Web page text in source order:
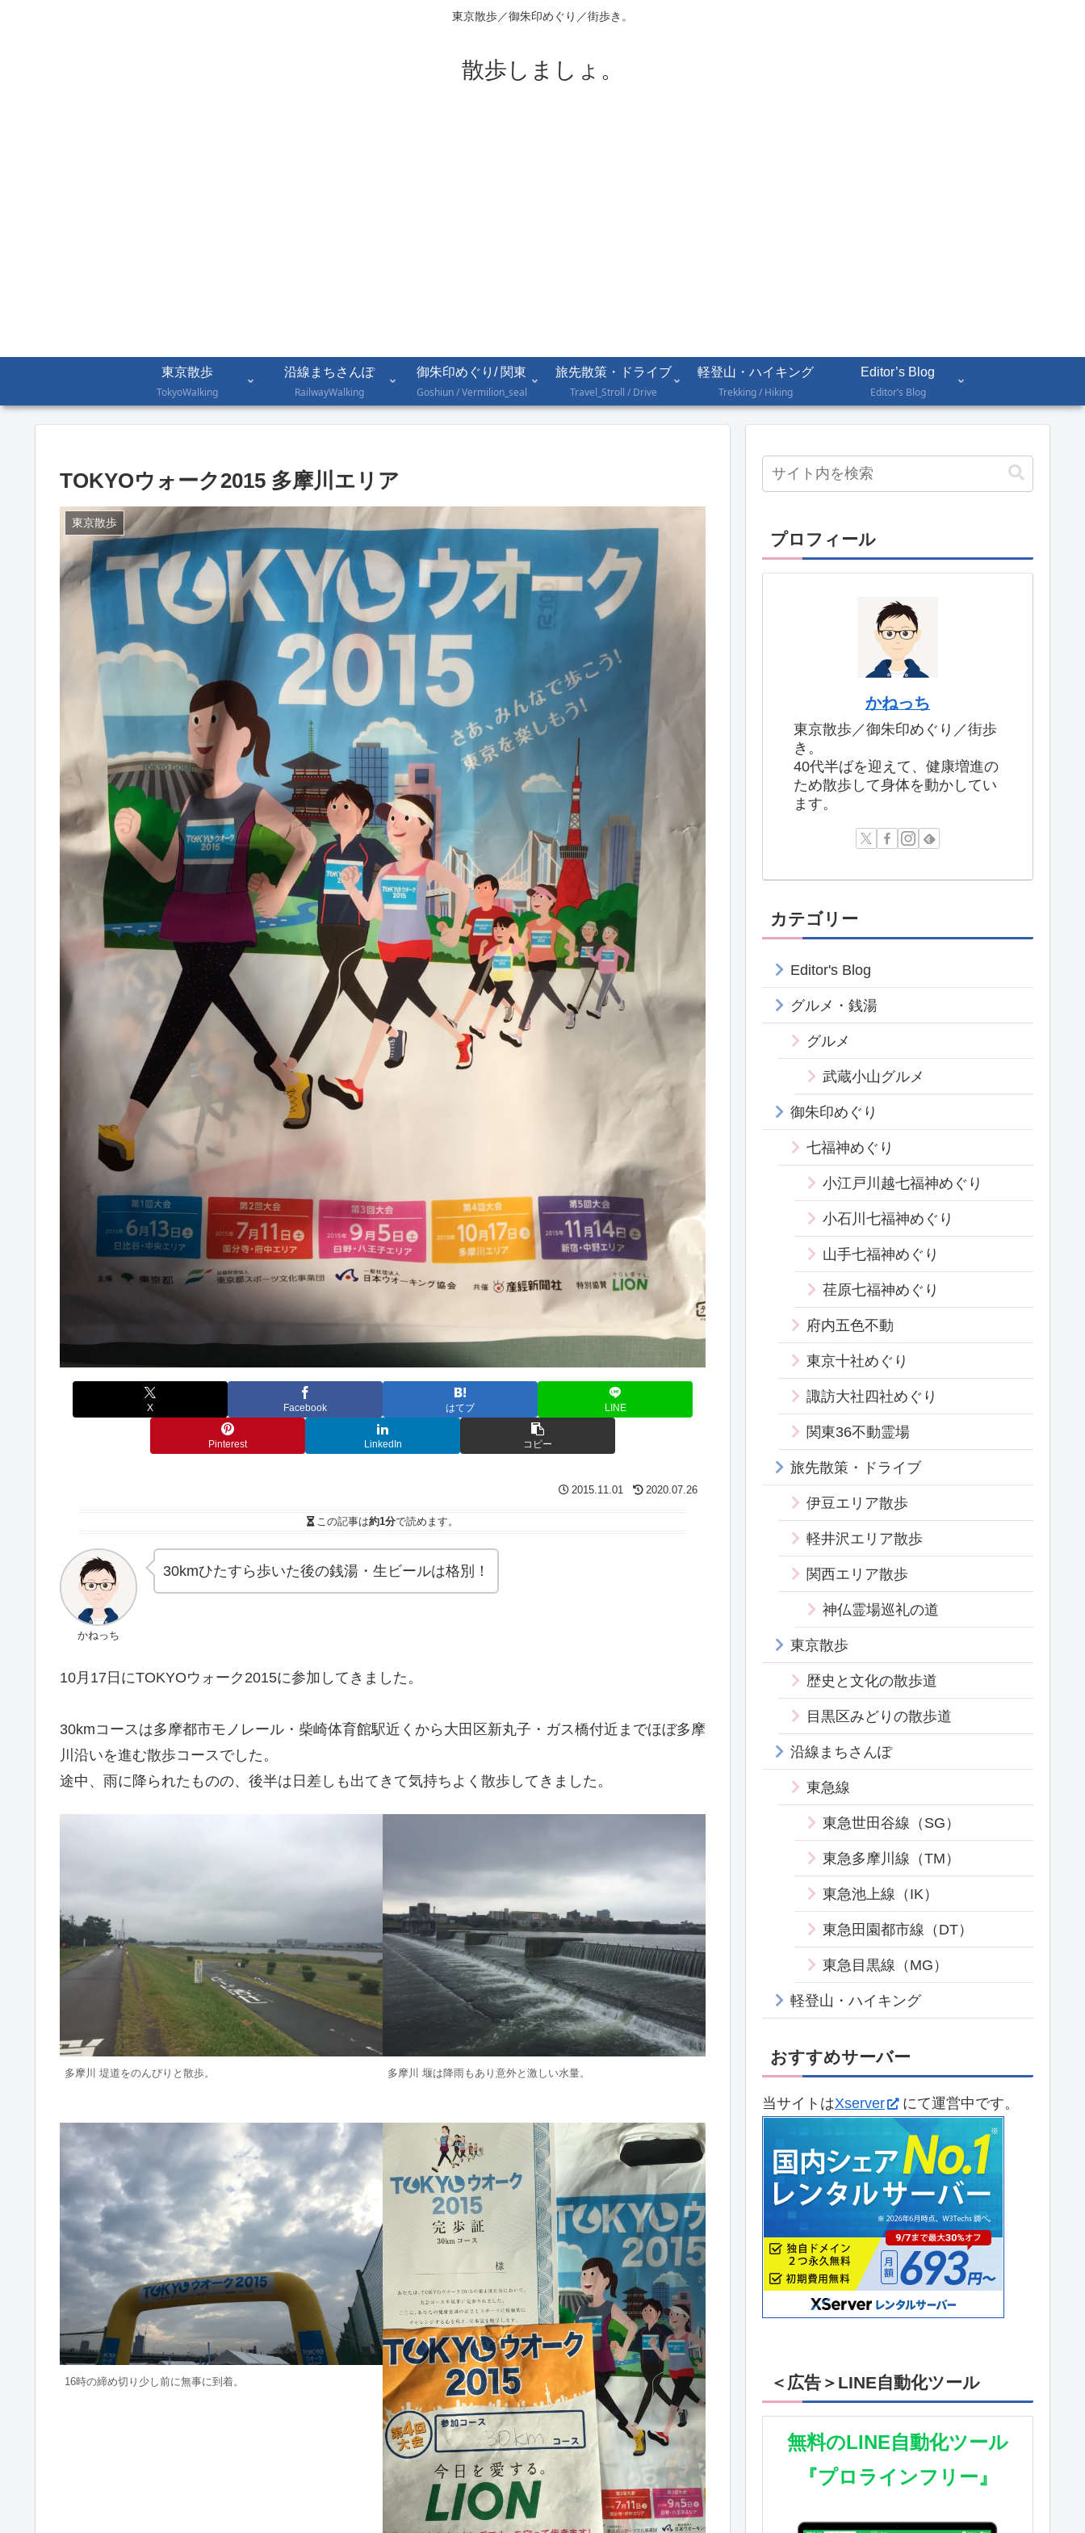
東京散歩／御朱印めぐり／街歩き。
散歩しましょ。
東京散歩
TokyoWalking
沿線まちさんぽ
RailwayWalking
御朱印めぐり/ 関東
Goshiun / Vermilion_seal
旅先散策・ドライブ
Travel_Stroll / Drive
軽登山・ハイキング
Trekking / Hiking
Editor’s Blog
Editor’s Blog
TOKYOウォーク2015 多摩川エリア
東京散歩
X Facebook はてブ LINE
Pinterest LinkedIn コピー
2015.11.01 2020.07.26
この記事は約1分で読めます。
かねっち
30kmひたすら歩いた後の銭湯・生ビールは格別！
10月17日にTOKYOウォーク2015に参加してきました。
30kmコースは多摩都市モノレール・柴崎体育館駅近くから大田区新丸子・ガス橋付近までほぼ多摩
川沿いを進む散歩コースでした。
途中、雨に降られたものの、後半は日差しも出てきて気持ちよく散歩してきました。
多摩川 堤道をのんびりと散歩。 多摩川 堰は降雨もあり意外と激しい水量。
16時の締め切り少し前に無事に到着。
プロフィール
かねっち
東京散歩／御朱印めぐり／街歩
き。
40代半ばを迎えて、健康増進の
ため散歩して身体を動かしてい
ます。
カテゴリー
Editor's Blog
グルメ・銭湯
グルメ
武蔵小山グルメ
御朱印めぐり
七福神めぐり
小江戸川越七福神めぐり
小石川七福神めぐり
山手七福神めぐり
荏原七福神めぐり
府内五色不動
東京十社めぐり
諏訪大社四社めぐり
関東36不動霊場
旅先散策・ドライブ
伊豆エリア散歩
軽井沢エリア散歩
関西エリア散歩
神仏霊場巡礼の道
東京散歩
歴史と文化の散歩道
目黒区みどりの散歩道
沿線まちさんぽ
東急線
東急世田谷線（SG）
東急多摩川線（TM）
東急池上線（IK）
東急田園都市線（DT）
東急目黒線（MG）
軽登山・ハイキング
おすすめサーバー
当サイトはXserver にて運営中です。
＜広告＞LINE自動化ツール
無料のLINE自動化ツール
『プロラインフリー』